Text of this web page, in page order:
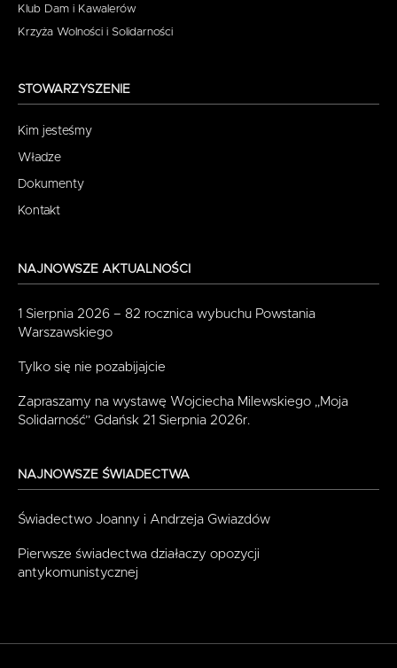
Klub Dam i Kawalerów
Krzyża Wolności i Solidarności
STOWARZYSZENIE
Kim jesteśmy
Władze
Dokumenty
Kontakt
NAJNOWSZE AKTUALNOŚCI
1 Sierpnia 2026 – 82 rocznica wybuchu Powstania
Warszawskiego
Tylko się nie pozabijajcie
Zapraszamy na wystawę Wojciecha Milewskiego „Moja
Solidarność” Gdańsk 21 Sierpnia 2026r.
NAJNOWSZE ŚWIADECTWA
Świadectwo Joanny i Andrzeja Gwiazdów
Pierwsze świadectwa działaczy opozycji
antykomunistycznej